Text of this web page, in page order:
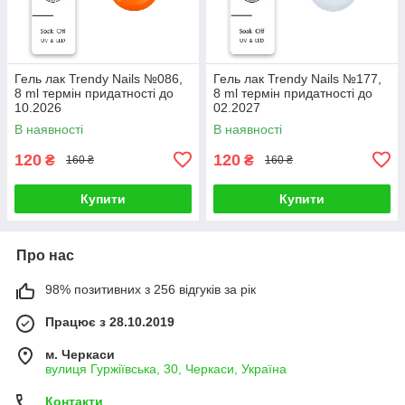
Гель лак Trendy Nails №086,
8 ml термін придатності до
10.2026
В наявності
120 ₴ 160 ₴
Купити
Гель лак Trendy Nails №177,
8 ml термін придатності до
02.2027
В наявності
120 ₴ 160 ₴
Купити
Про нас
98% позитивних з 256 відгуків за рік
Працює з 28.10.2019
м. Черкаси
вулиця Гуржіївська, 30, Черкаси, Україна
Контакти